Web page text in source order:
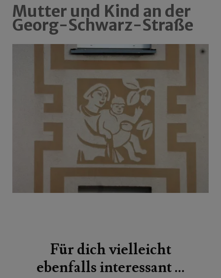
Mutter und Kind an der
Georg-Schwarz-Straße
Für dich vielleicht
ebenfalls interessant …